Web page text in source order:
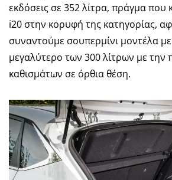
εκδόσεις σε 352 λίτρα, πράγμα που
i20 στην κορυφή της κατηγορίας,
συναντούμε σουπερμίνι μοντέλα
μεγαλύτερο των 300 λίτρων με την
καθισμάτων σε όρθια θέση.